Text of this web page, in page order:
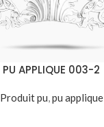
PU APPLIQUE 003-2
Produit pu,pu applique